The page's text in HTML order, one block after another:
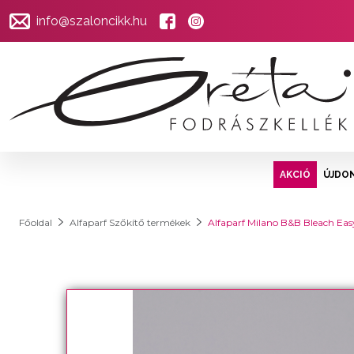
info@szaloncikk.hu
AKCIÓ
Főoldal Alfaparf Szőkítő termékek Alfaparf Milano B&B Bleach